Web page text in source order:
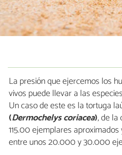
La presión que ejercemos los
vivos puede llevar a las
Un caso de este es la tortuga
(Dermochelys coriacea), de la
115.00 ejemplares
entre unos 20.000 y 30.000